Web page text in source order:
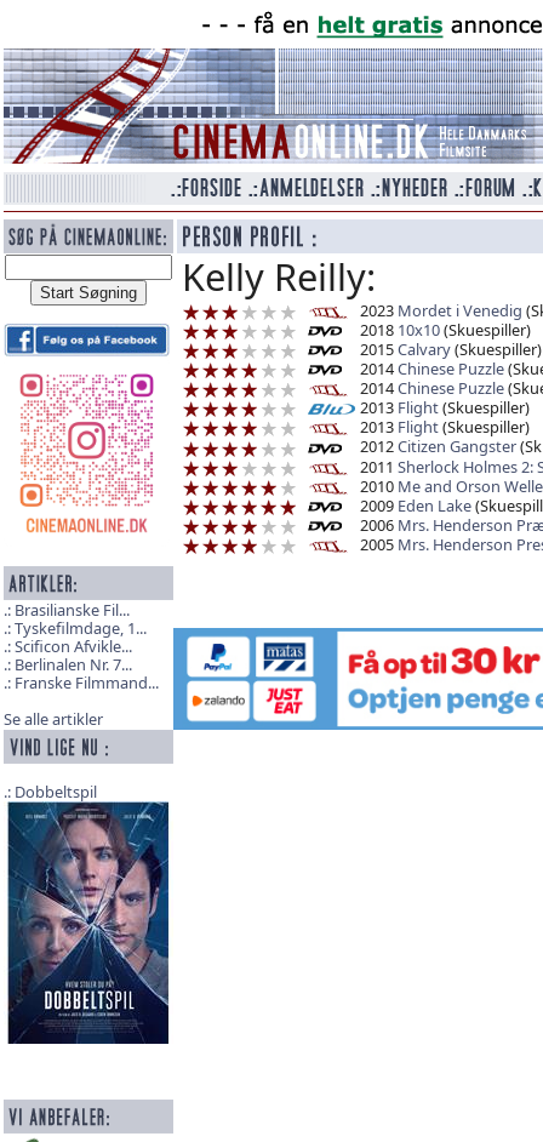
Brasilianske Fil...
Tyskefilmdage, 1...
Scificon Afvikle...
Berlinalen Nr. 7...
Franske Filmmand...
Se alle artikler
Dobbeltspil
Kelly Reilly:
2023 Mordet i Venedig
2018 10x10(Skuespiller)
2015Calvary(Skuespiller)
2014Chinese Puzzle
2014Chinese Puzzle
2013 Flight(Skuespiller)
2013 Flight(Skuespiller)
2012Citizen Gangster
2011 Sherlock Holmes 2:
2010 Me and Orson
2009 Eden Lake
2006 Mrs. Henderson
2005 Mrs. Henderson